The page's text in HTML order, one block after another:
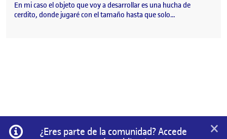
En mi caso el objeto que voy a desarrollar es una hucha de
cerdito, donde jugaré con el tamaño hasta que solo…
Información
¿Eres parte de la comunidad? Accede
×